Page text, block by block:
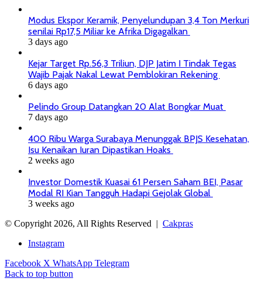
Modus Ekspor Keramik, Penyelundupan 3,4 Ton Merkuri
senilai Rp17,5 Miliar ke Afrika Digagalkan
3 days ago
Kejar Target Rp.56,3 Triliun, DJP Jatim I Tindak Tegas
Wajib Pajak Nakal Lewat Pemblokiran Rekening
6 days ago
Pelindo Group Datangkan 20 Alat Bongkar Muat
7 days ago
400 Ribu Warga Surabaya Menunggak BPJS Kesehatan,
Isu Kenaikan Iuran Dipastikan Hoaks
2 weeks ago
Investor Domestik Kuasai 61 Persen Saham BEI, Pasar
Modal RI Kian Tangguh Hadapi Gejolak Global
3 weeks ago
© Copyright 2026, All Rights Reserved | Cakpras
Instagram
Facebook X WhatsApp Telegram
Back to top button